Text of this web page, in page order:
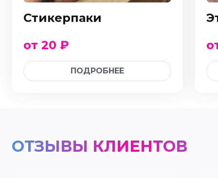
Стикерпаки
от 20 ₽
ПОДРОБНЕЕ
ОТЗЫВЫ КЛИЕНТОВ